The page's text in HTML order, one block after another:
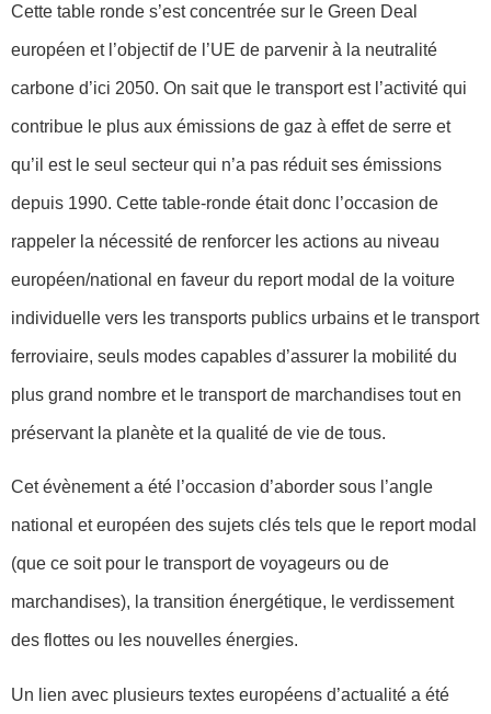
Cette table ronde s’est concentrée sur le Green Deal
européen et l’objectif de l’UE de parvenir à la neutralité
carbone d’ici 2050. On sait que le transport est l’activité qui
contribue le plus aux émissions de gaz à effet de serre et
qu’il est le seul secteur qui n’a pas réduit ses émissions
depuis 1990. Cette table-ronde était donc l’occasion de
rappeler la nécessité de renforcer les actions au niveau
européen/national en faveur du report modal de la voiture
individuelle vers les transports publics urbains et le transport
ferroviaire, seuls modes capables d’assurer la mobilité du
plus grand nombre et le transport de marchandises tout en
préservant la planète et la qualité de vie de tous.
Cet évènement a été l’occasion d’aborder sous l’angle
national et européen des sujets clés tels que le report modal
(que ce soit pour le transport de voyageurs ou de
marchandises), la transition énergétique, le verdissement
des flottes ou les nouvelles énergies.
Un lien avec plusieurs textes européens d’actualité a été